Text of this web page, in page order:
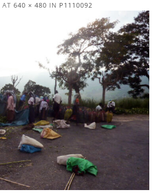
AT 640 × 480 IN P1110092